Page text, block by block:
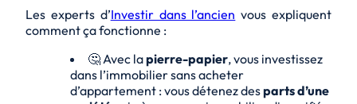
Les experts d’Investir dans l’ancien vous expliquent
comment ça fonctionne :
🤔 Avec lapierre-papier, vous investissez
dans l’immobilier sans acheter
d’appartement : vous détenez desparts d’une